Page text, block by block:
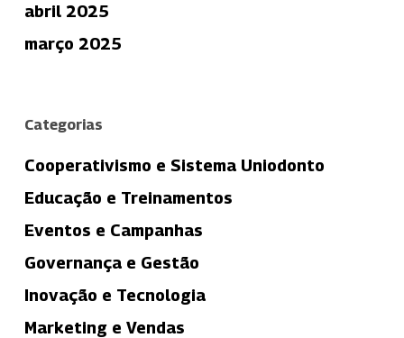
abril 2025
março 2025
Categorias
Cooperativismo e Sistema Uniodonto
Educação e Treinamentos
Eventos e Campanhas
Governança e Gestão
Inovação e Tecnologia
Marketing e Vendas